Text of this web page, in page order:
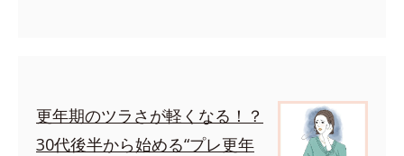
更年期のツラさが軽くなる！？
30代後半から始める“プレ更年